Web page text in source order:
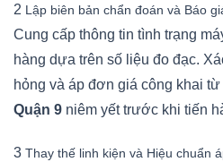
2 Lập biên bản chẩn đoán và Báo
Cung cấp thông tin tình trạng
hàng dựa trên số liệu đo đạc.
hỏng và áp đơn giá công khai
Quận 9 niêm yết trước khi tiến
3 Thay thế linh kiện và Hiệu chuẩn